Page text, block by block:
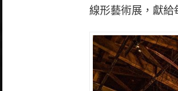
線形藝術展，獻給